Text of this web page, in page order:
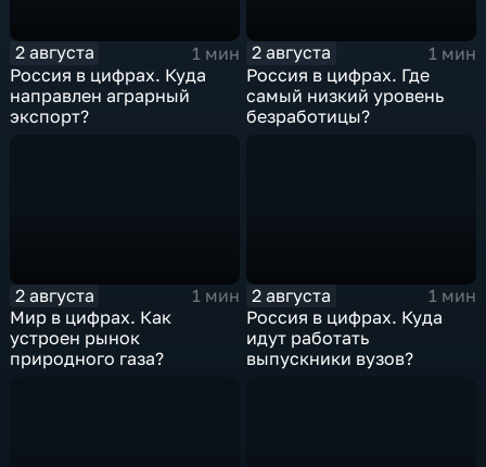
2 августа
1 мин
Россия в цифрах. Куда
направлен аграрный
экспорт?
2 августа
1 мин
Россия в цифрах. Где
самый низкий уровень
безработицы?
2 августа
1 мин
Мир в цифрах. Как
устроен рынок
природного газа?
2 августа
1 мин
Россия в цифрах. Куда
идут работать
выпускники вузов?